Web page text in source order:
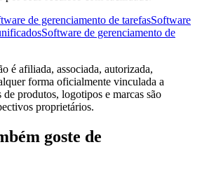
de gerenciamento de tarefasSoftware
Software de gerenciamento de
é afiliada, associada, autorizada,
forma oficialmente vinculada a
de produtos, logotipos e marcas são
proprietários.
goste de